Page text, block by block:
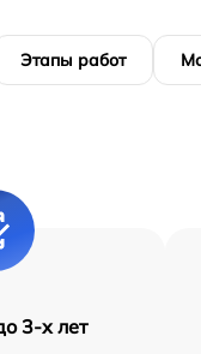
Этапы работ
3-х лет